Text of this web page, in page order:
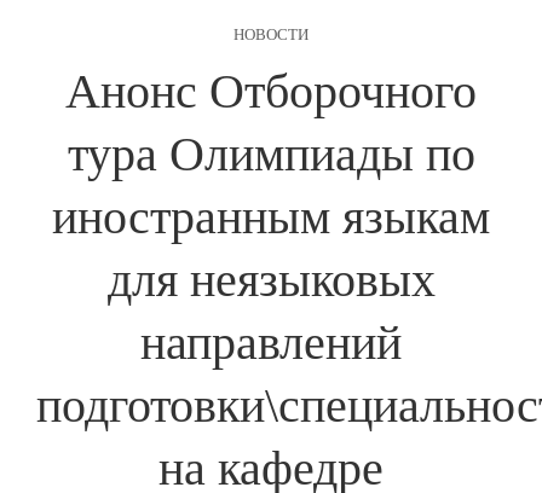
НОВОСТИ
Анонс Отборочного
тура Олимпиады по
иностранным языкам
для неязыковых
направлений
на кафедре